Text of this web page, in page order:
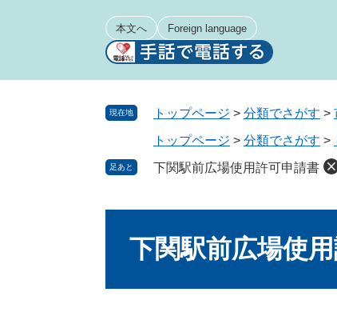
本文へ Foreign language
現在地 トップページ > 分類でさがす >
トップページ > 分類でさがす >
足あと 下関駅前広場使用許可申請書
下関駅前広場使